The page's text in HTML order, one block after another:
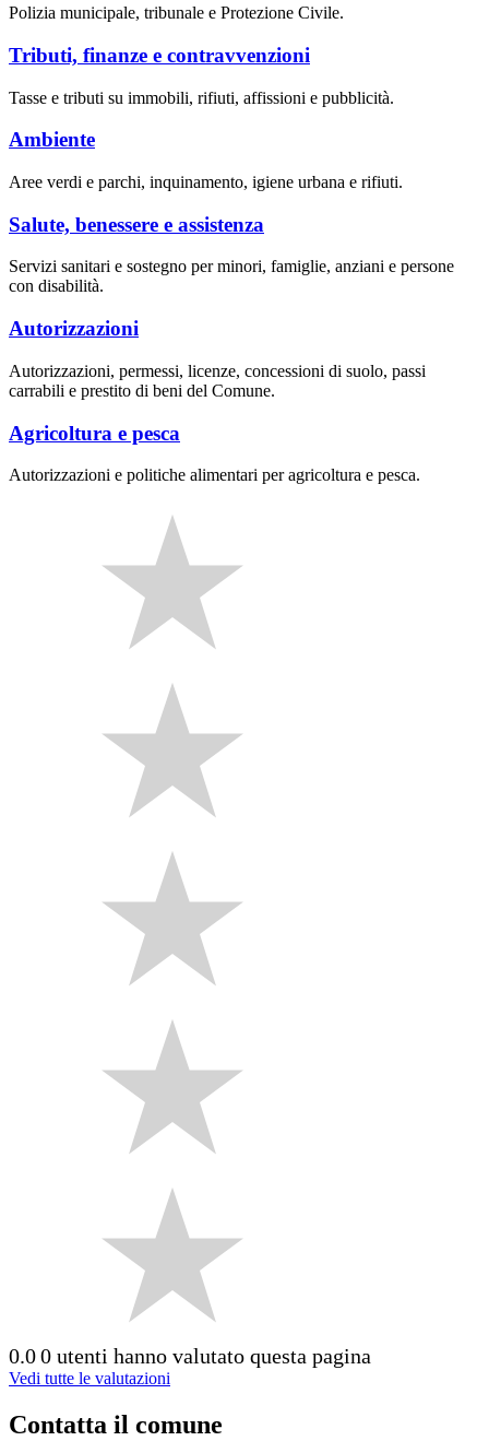
Polizia municipale, tribunale e Protezione Civile.
Tributi, finanze e contravvenzioni
Tasse e tributi su immobili, rifiuti, affissioni e pubblicità.
Ambiente
Aree verdi e parchi, inquinamento, igiene urbana e rifiuti.
Salute, benessere e assistenza
Servizi sanitari e sostegno per minori, famiglie, anziani e persone
con disabilità.
Autorizzazioni
Autorizzazioni, permessi, licenze, concessioni di suolo, passi
carrabili e prestito di beni del Comune.
Agricoltura e pesca
Autorizzazioni e politiche alimentari per agricoltura e pesca.
0.00 utenti hanno valutato questa pagina
Vedi tutte le valutazioni
Contatta il comune